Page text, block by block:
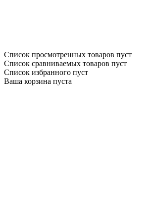
Список просмотренных товаров пуст
Список сравниваемых товаров пуст
Список избранного пуст
Ваша корзина пуста